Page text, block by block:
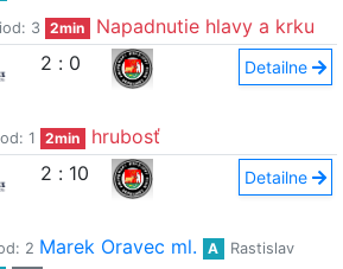
3 2min
Napadnutie hlavy a krku
2 : 0 Detailne
1 2min
hrubosť
2 : 10 Detailne
2 Marek Oravec ml. A
Rastislav